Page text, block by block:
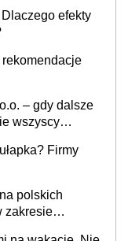
efekty
– gdy dalsze
wszyscy
Firmy
polskich
zakresie